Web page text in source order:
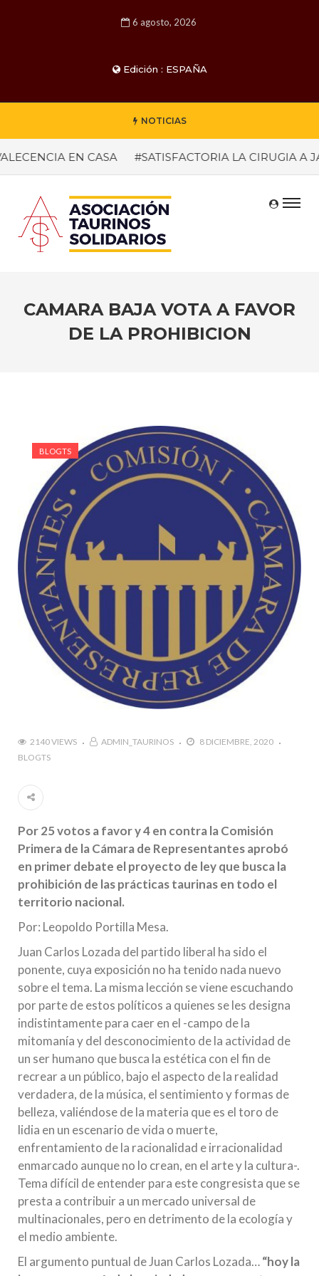
6 agosto, 2026
Edición : ESPAÑA
NOTICIAS
EN CASA #SATISFACTORIA LA CIRUGIA A
CAMARA BAJA VOTA A FAVOR
DE LA PROHIBICION
BLOGTS
2140 VIEWS ADMIN_TAURINOS
8 DICIEMBRE, 2020
BLOGTS
Por 25 votos a favor y 4 en contra la Comisión
Primera de la Cámara de Representantes aprobó
en primer debate el proyecto de ley que busca la
prohibición de las prácticas taurinas en todo el
territorio nacional.
Por: Leopoldo Portilla Mesa.
Juan Carlos Lozada del partido liberal ha sido el
ponente, cuya exposición no ha tenido nada nuevo
sobre el tema. La misma lección se viene escuchando
por parte de estos políticos a quienes se les designa
indistintamente para caer en el -campo de la
mitomanía y del desconocimiento de la actividad de
un ser humano que busca la estética con el fin de
recrear a un público, bajo el aspecto de la realidad
verdadera, de la música, el sentimiento y formas de
belleza, valiéndose de la materia que es el toro de
lidia en un escenario de vida o muerte,
enfrentamiento de la racionalidad e irracionalidad
enmarcado aunque no lo crean, en el arte y la cultura-.
Tema difícil de entender para este congresista que se
presta a contribuir a un mercado universal de
multinacionales, pero en detrimento de la ecología y
el medio ambiente.
El argumento puntual de Juan Carlos Lozada…“hoy la